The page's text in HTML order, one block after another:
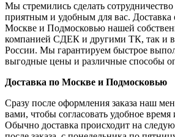
Мы стремились сделать
приятным и удобным для вас. Доставка
Москве и Подмосковью нашей
компанией CДЕК и другими ТК, так и
России. Мы гарантируем быстрое
выгодные цены и различные способы
Доставка по Москве и Подмосковью
Сразу после оформления заказа наш
вами, чтобы согласовать удобное время
Обычно доставка происходит на